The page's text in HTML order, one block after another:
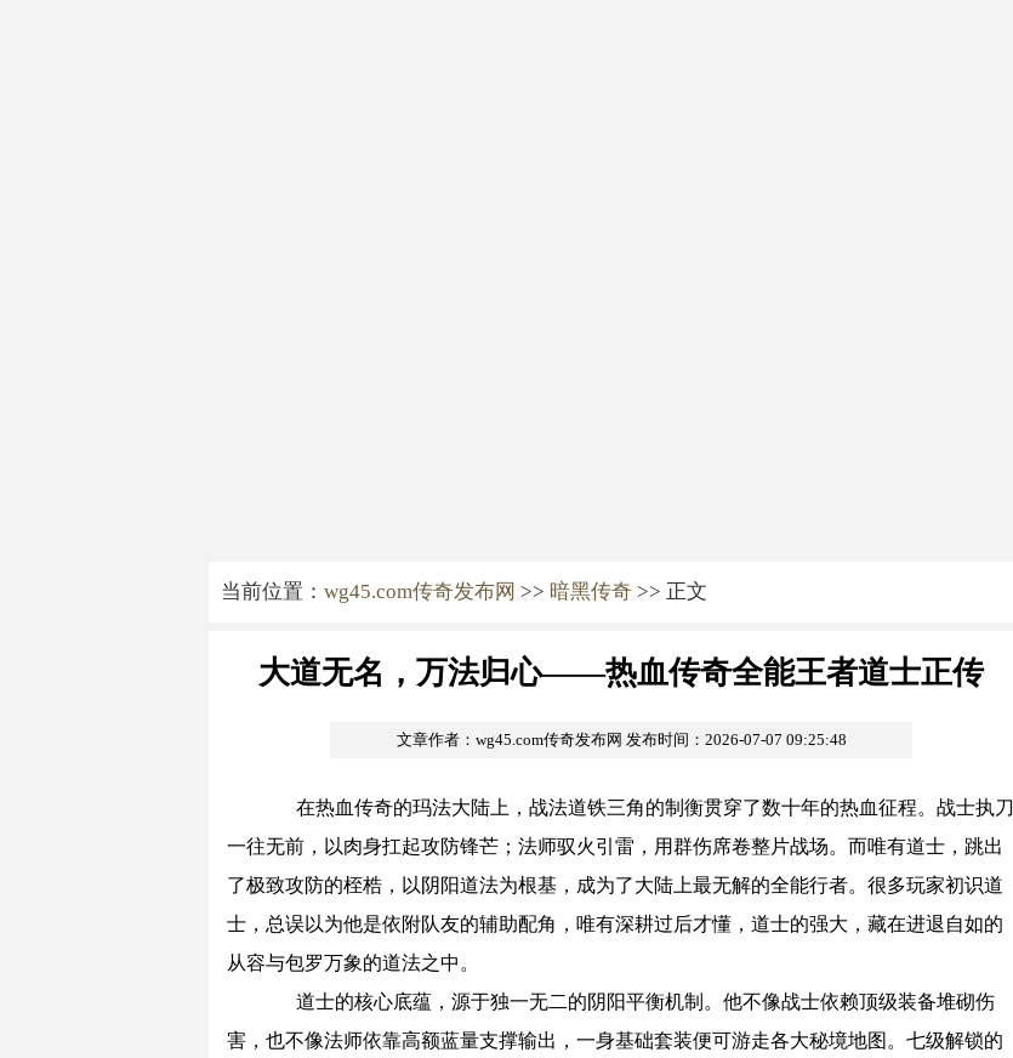
当前位置： wg45.com传奇发布网 >> 暗黑传奇 >> 正文
大道无名，万法归心——热血传奇全能王者道士正传
文章作者：wg45.com传奇发布网 发布时间：2026-07-07 09:25:48
在热血传奇的玛法大陆上，战法道铁三角的制衡贯穿了数十年的热血征程。战士执刀
一往无前，以肉身扛起攻防锋芒；法师驭火引雷，用群伤席卷整片战场。而唯有道士，跳出
了极致攻防的桎梏，以阴阳道法为根基，成为了大陆上最无解的全能行者。很多玩家初识道
士，总误以为他是依附队友的辅助配角，唯有深耕过后才懂，道士的强大，藏在进退自如的
从容与包罗万象的道法之中。
道士的核心底蕴，源于独一无二的阴阳平衡机制。他不像战士依赖顶级装备堆砌伤
害，也不像法师依靠高额蓝量支撑输出，一身基础套装便可游走各大秘境地图。七级解锁的